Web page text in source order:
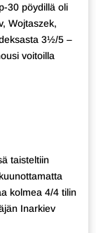
30 pöydillä oli
Wojtaszek,
3½/5 –
voitoilla
taisteltiin
kolmea 4/4 tilin
Inarkiev